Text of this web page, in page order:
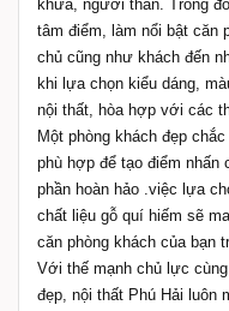
khứa, người thân. Trong
tâm điểm, làm nổi bật căn
chủ cũng như khách đến
khi lựa chọn kiểu dáng,
nội thất, hòa hợp với các
Một phòng khách đẹp
phù hợp để tạo điểm nhấn
phần hoàn hảo .việc lựa
chất liệu gỗ quí hiếm sẽ
căn phòng khách của bạn
Với thế mạnh chủ lực
đẹp, nội thất Phú Hải luôn